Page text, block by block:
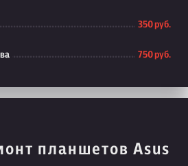
350 руб.
750 руб.
планшетов Asus